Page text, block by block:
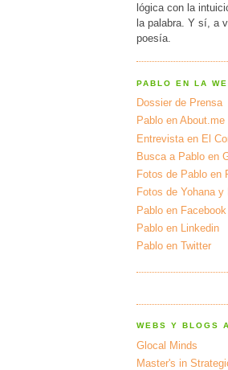
lógica con la
la palabra. Y sí, a
poesía.
PABLO EN LA
Dossier de Prensa
Pablo en About.me
Entrevista en El
Busca a Pablo en
Fotos de Pablo en
Fotos de Yohana y
Pablo en Facebook
Pablo en Linkedin
Pablo en Twitter
WEBS Y BLOGS
Glocal Minds
Master's in